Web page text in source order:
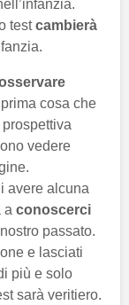
testcambierà
cosa che
vedere
avere alcuna
a conoscerci
passato.
e lasciati
più e solo
sarà veritiero.